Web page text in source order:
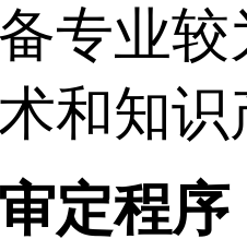
专业
和知识
定程序